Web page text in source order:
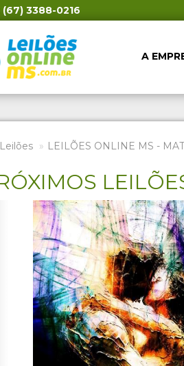
(67) 3388-0216
A
Leilões LEILÕES ONLINE MS -